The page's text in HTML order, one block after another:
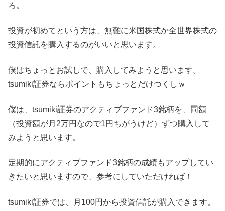
ろ。
投資が初めてという方は、無難に米国株式か全世界株式の
投資信託を購入するのがいいと思います。
僕はちょっとお試しで、購入してみようと思います。
tsumiki証券ならポイントもちょっとだけつくしｗ
僕は、tsumiki証券のアクティブファンド3銘柄を、同額
（投資額が月2万円なので1円ちがうけど）ずつ購入して
みようと思います。
定期的にアクティブファンド3銘柄の成績もアップしてい
きたいと思いますので、参考にしていただければ！
tsumiki証券では、月100円から投資信託が購入できます。